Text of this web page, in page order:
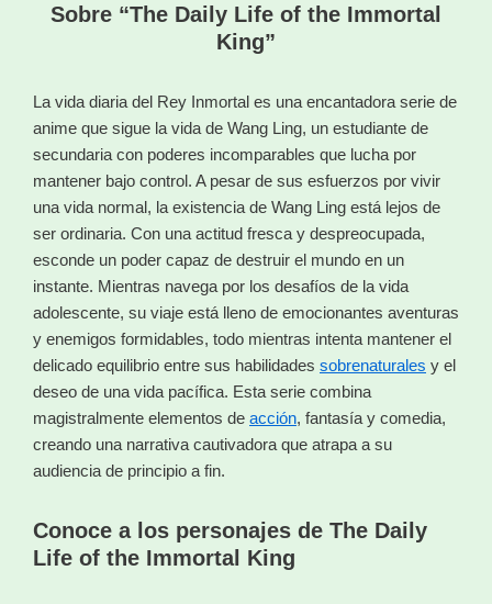
Sobre “The Daily Life of the Immortal
King”
La vida diaria del Rey Inmortal es una encantadora serie de
anime que sigue la vida de Wang Ling, un estudiante de
secundaria con poderes incomparables que lucha por
mantener bajo control. A pesar de sus esfuerzos por vivir
una vida normal, la existencia de Wang Ling está lejos de
ser ordinaria. Con una actitud fresca y despreocupada,
esconde un poder capaz de destruir el mundo en un
instante. Mientras navega por los desafíos de la vida
adolescente, su viaje está lleno de emocionantes aventuras
y enemigos formidables, todo mientras intenta mantener el
delicado equilibrio entre sus habilidades sobrenaturales y el
deseo de una vida pacífica. Esta serie combina
magistralmente elementos de acción, fantasía y comedia,
creando una narrativa cautivadora que atrapa a su
audiencia de principio a fin.
Conoce a los personajes de The Daily
Life of the Immortal King